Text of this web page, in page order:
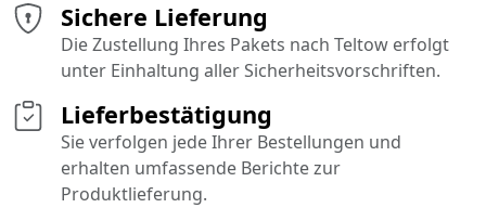
Sichere Lieferung
Die Zustellung Ihres Pakets nach Teltow erfolgt
unter Einhaltung aller Sicherheitsvorschriften.
Lieferbestätigung
Sie verfolgen jede Ihrer Bestellungen und
erhalten umfassende Berichte zur
Produktlieferung.